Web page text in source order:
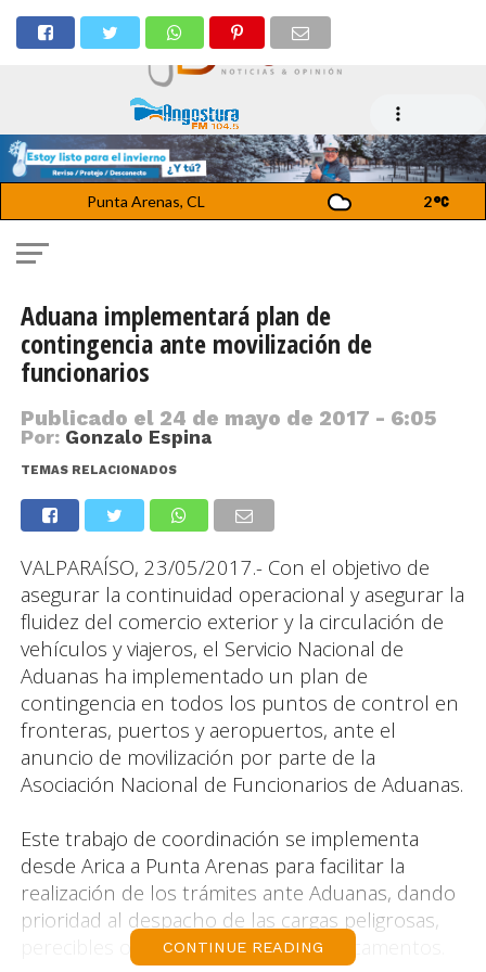
Punta Arenas, CL 2
Aduana implementará plan de
contingencia ante movilización de
funcionarios
Publicado el 24 de mayo de 2017 - 6:05
Por: Gonzalo Espina
TEMAS RELACIONADOS
VALPARAÍSO, 23/05/2017.- Con el objetivo de
asegurar la continuidad operacional y asegurar la
fluidez del comercio exterior y la circulación de
vehículos y viajeros, el Servicio Nacional de
Aduanas ha implementado un plan de
contingencia en todos los puntos de control en
fronteras, puertos y aeropuertos, ante el
anuncio de movilización por parte de la
Asociación Nacional de Funcionarios de Aduanas.
Este trabajo de coordinación se implementa
desde Arica a Punta Arenas para facilitar la
realización de los trámites ante Aduanas, dando
prioridad al despacho de las cargas peligrosas,
perecibles o de urgencia, como medicamentos.
CONTINUE READING